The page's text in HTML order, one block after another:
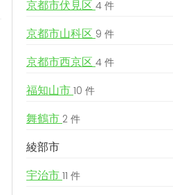
京都市伏見区 4 件
京都市山科区 9 件
京都市西京区 4 件
福知山市 10 件
舞鶴市 2 件
綾部市
宇治市 11 件